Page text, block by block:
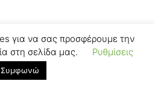
για να σας προσφέρουμε την
στη σελίδα μας.
Ρυθμίσεις
Συμφωνώ